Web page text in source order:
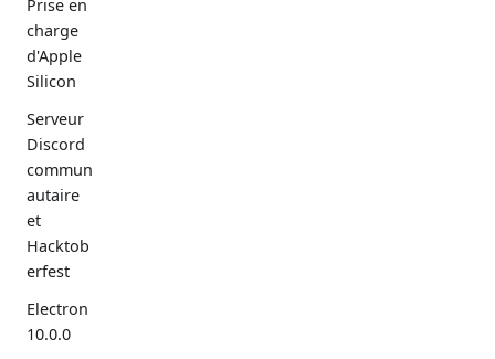
Prise en
charge
d'Apple
Silicon
Serveur
Discord
commun
autaire
et
Hacktob
erfest
Electron
10.0.0